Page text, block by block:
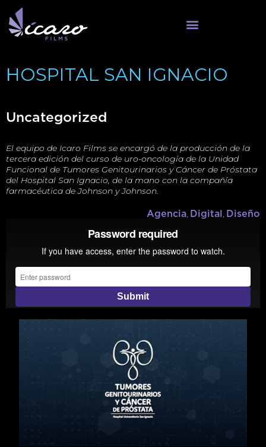
HOSPITAL SAN IGNACIO
Uncategorized
El equipo de Icaro Films se encargó de la producción de la
tercera edición del curso de uro-oncología de la Unidad
Funcional de Tumores Genitourinarios y Cáncer de Próstata
del Hospital San Ignacio, de la mano con la compañía
farmacéutica de Johnson y Johnson.
Agencia, Digital, Diseño